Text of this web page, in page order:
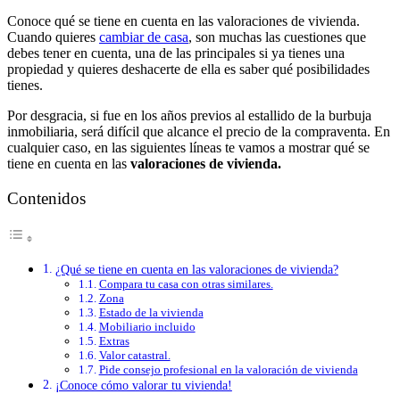
Conoce qué se tiene en cuenta en las valoraciones de vivienda.
Cuando quieres cambiar de casa, son muchas las cuestiones que
debes tener en cuenta, una de las principales si ya tienes una
propiedad y quieres deshacerte de ella es saber qué posibilidades
tienes.
Por desgracia, si fue en los años previos al estallido de la burbuja
inmobiliaria, será difícil que alcance el precio de la compraventa. En
cualquier caso, en las siguientes líneas te vamos a mostrar qué se
tiene en cuenta en las valoraciones de vivienda.
Contenidos
¿Qué se tiene en cuenta en las valoraciones de vivienda?
Compara tu casa con otras similares.
Zona
Estado de la vivienda
Mobiliario incluido
Extras
Valor catastral.
Pide consejo profesional en la valoración de vivienda
¡Conoce cómo valorar tu vivienda!